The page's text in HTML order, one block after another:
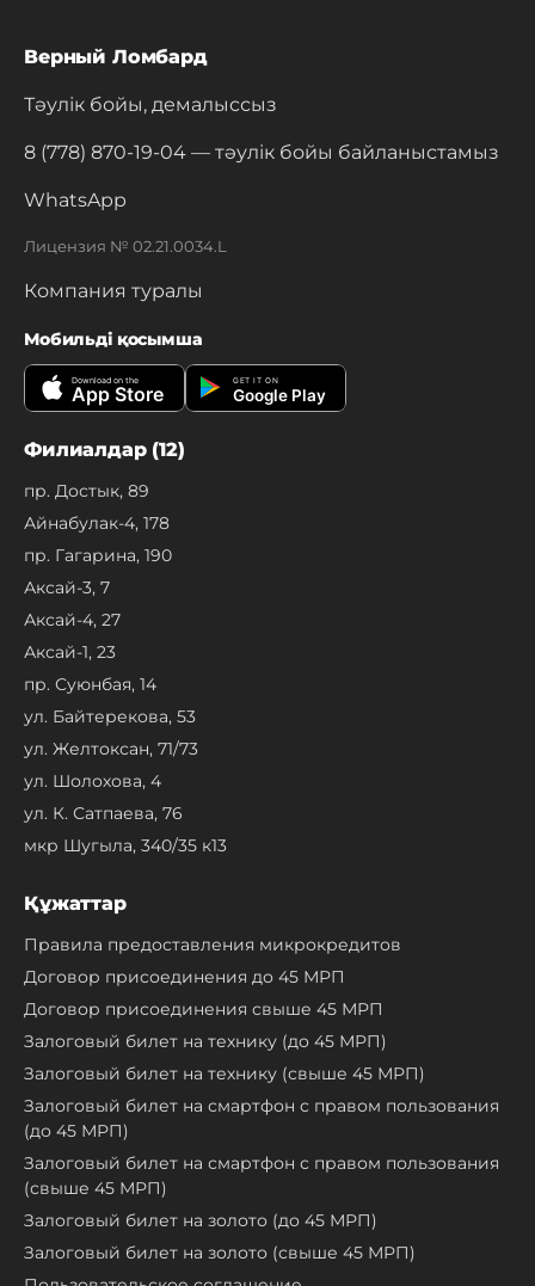
Верный Ломбард
Тәулік бойы, демалыссыз
8 (778) 870-19-04 — тәулік бойы байланыстамыз
WhatsApp
Лицензия № 02.21.0034.L
Компания туралы
Мобильді қосымша
Download on the
App Store
GET IT ON
Google Play
Филиалдар (12)
пр. Достык, 89
Айнабулак-4, 178
пр. Гагарина, 190
Аксай-3, 7
Аксай-4, 27
Аксай-1, 23
пр. Суюнбая, 14
ул. Байтерекова, 53
ул. Желтоксан, 71/73
ул. Шолохова, 4
ул. К. Сатпаева, 76
мкр Шугыла, 340/35 к13
Құжаттар
Правила предоставления микрокредитов
Договор присоединения до 45 МРП
Договор присоединения свыше 45 МРП
Залоговый билет на технику (до 45 МРП)
Залоговый билет на технику (свыше 45 МРП)
Залоговый билет на смартфон с правом пользования
(до 45 МРП)
Залоговый билет на смартфон с правом пользования
(свыше 45 МРП)
Залоговый билет на золото (до 45 МРП)
Залоговый билет на золото (свыше 45 МРП)